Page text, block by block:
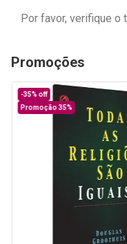
Por favor, verifique o
Promoções
-35% off
Promoção 35%